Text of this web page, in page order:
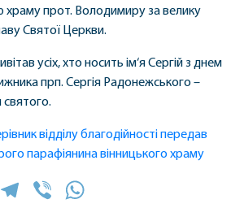
храму прот. Володимиру за велику
Святої Церкви.
усіх, хто носить ім‘я Сергій з днем
прп. Сергія Радонежського –
відділу благодійності передав
парафіянина вінницького храму
Facebook
Telegram
Viber